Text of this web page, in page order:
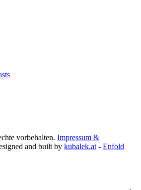
vorbehalten. Impressum &
and built by kubalek.at - Enfold